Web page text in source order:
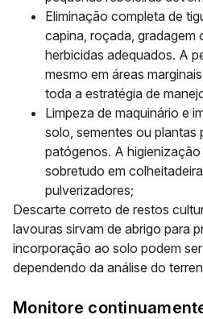
Eliminação completa de
capina, roçada, gradagem
herbicidas adequados. A
mesmo em áreas
toda a estratégia de
Limpeza de maquinário e
solo, sementes ou plantas
patógenos. A
sobretudo em
pulverizadores;
Descarte correto de restos
lavouras sirvam de abrigo para
incorporação ao solo podem
dependendo da análise do
Monitore